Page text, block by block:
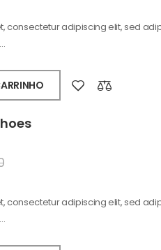
consectetur adipiscing elit, sed
consectetur adipiscing elit, sed